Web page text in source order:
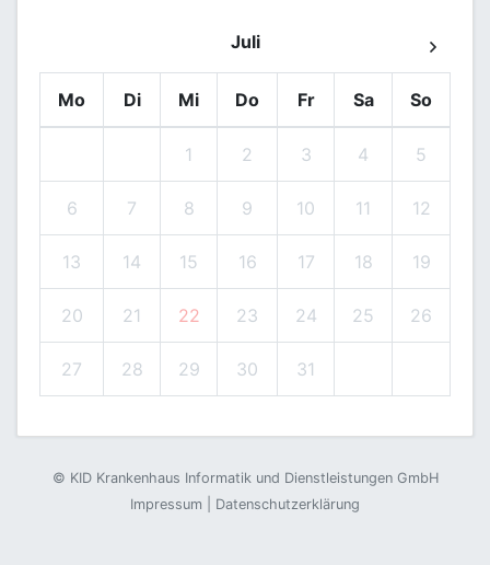
Juli
Mo Di Mi Do Fr Sa So
1 2 3 4 5
6 7 8 9 10 11 12
13 14 15 16 17 18 19
20 21 22 23 24 25 26
27 28 29 30 31
© KID Krankenhaus Informatik und Dienstleistungen GmbH
Impressum
Datenschutzerklärung